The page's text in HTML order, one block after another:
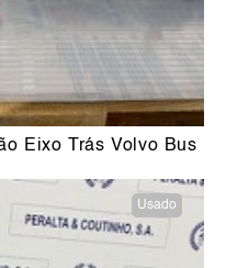
Eixo Trás Volvo Bus
Usado